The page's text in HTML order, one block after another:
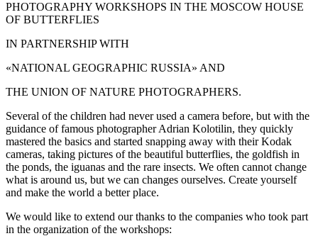
PHOTOGRAPHY WORKSHOPS IN THE MOSCOW HOUSE
OF BUTTERFLIES
IN PARTNERSHIP WITH
«NATIONAL GEOGRAPHIC RUSSIA» AND
THE UNION OF NATURE PHOTOGRAPHERS.
Several of the children had never used a camera before, but with the
guidance of famous photographer Adrian Kolotilin, they quickly
mastered the basics and started snapping away with their Kodak
cameras, taking pictures of the beautiful butterflies, the goldfish in
the ponds, the iguanas and the rare insects. We often cannot change
what is around us, but we can changes ourselves. Create yourself
and make the world a better place.
We would like to extend our thanks to the companies who took part
in the organization of the workshops: